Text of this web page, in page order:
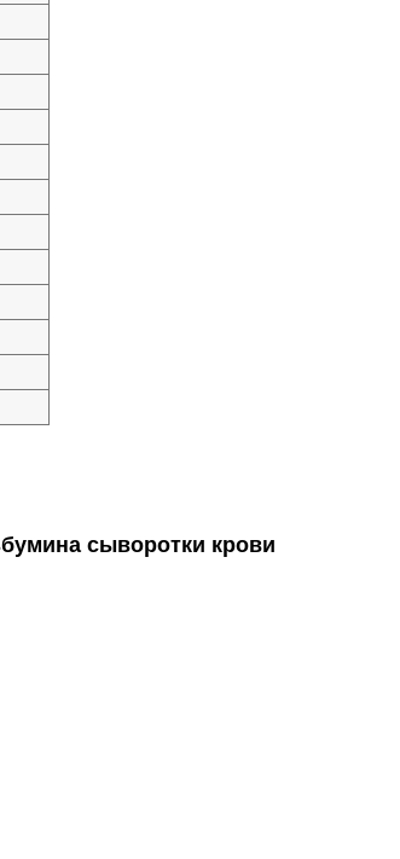
сыворотки крови